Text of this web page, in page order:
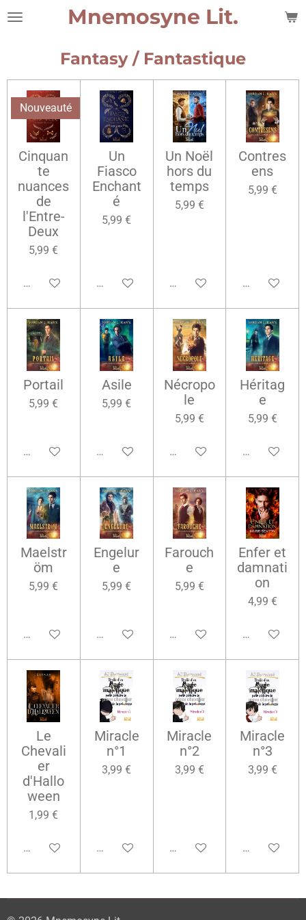
Passer
Mnemosyne Lit.
Fantasy / Fantastique
Nouveauté
Cinquan
te
nuances
de
l'Entre-
Deux
5,99 €
Ajouter au panier
Un
Fiasco
Enchant
é
5,99 €
Ajouter au panier
Un Noël
hors du
temps
5,99 €
Ajouter au panier
Contres
ens
5,99 €
Ajouter au
Portail
5,99 €
Ajouter au panier
Asile
5,99 €
Ajouter au panier
Nécropo
le
5,99 €
Ajouter au panier
Héritag
e
5,99 €
Ajouter au
Maelstr
öm
5,99 €
Ajouter au panier
Engelur
e
5,99 €
Ajouter au panier
Farouch
e
5,99 €
Ajouter au panier
Enfer et
damnati
on
4,99 €
Ajouter au
Le
Chevali
er
d'Hallo
ween
1,99 €
Ajouter au panier
Miracle
n°1
3,99 €
Ajouter au panier
Miracle
n°2
3,99 €
Ajouter au panier
Miracle
n°3
3,99 €
Ajouter au